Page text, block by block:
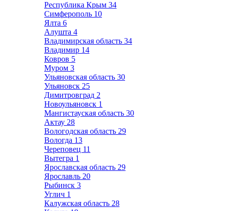
Республика Крым 34
Симферополь 10
Ялта 6
Алушта 4
Владимирская область 34
Владимир 14
Ковров 5
Муром 3
Ульяновская область 30
Ульяновск 25
Димитровград 2
Новоульяновск 1
Мангистауская область 30
Актау 28
Вологодская область 29
Вологда 13
Череповец 11
Вытегра 1
Ярославская область 29
Ярославль 20
Рыбинск 3
Углич 1
Калужская область 28